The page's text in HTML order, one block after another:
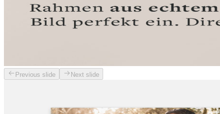
Previous slide Next slide